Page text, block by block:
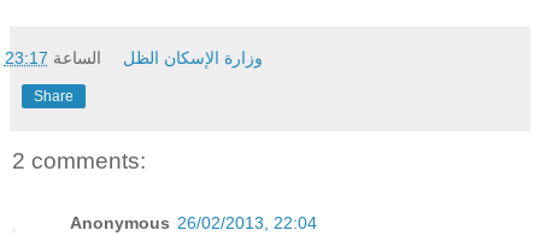
وزارة الإسكان الظل الساعة 23:17
Share
2 comments:
Anonymous 26/02/2013, 22:04